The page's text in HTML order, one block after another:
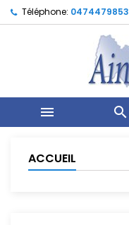
Téléphone: 0474479853
 
ACCUEIL